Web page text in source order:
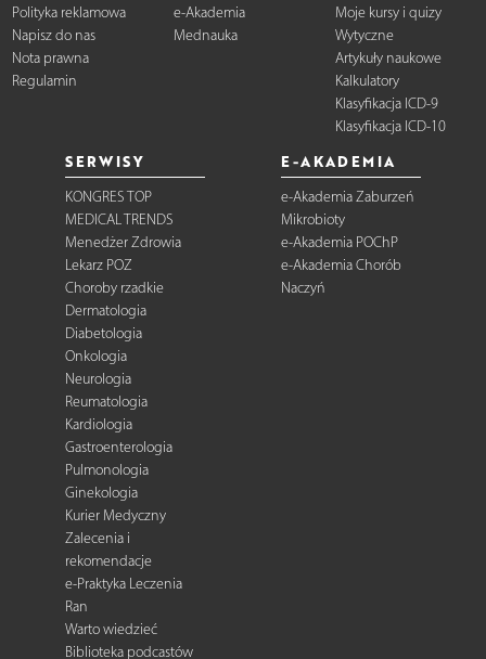
Polityka reklamowa
Napisz do nas
Nota prawna
Regulamin
e-Akademia
Mednauka
Moje kursy i quizy
Wytyczne
Artykuły naukowe
Kalkulatory
Klasyfikacja ICD-9
Klasyfikacja ICD-10
SERWISY
KONGRES TOP
MEDICAL TRENDS
Menedżer Zdrowia
Lekarz POZ
Choroby rzadkie
Dermatologia
Diabetologia
Onkologia
Neurologia
Reumatologia
Kardiologia
Gastroenterologia
Pulmonologia
Ginekologia
Kurier Medyczny
Zalecenia i
rekomendacje
e-Praktyka Leczenia
Ran
Warto wiedzieć
Biblioteka podcastów
E-AKADEMIA
e-Akademia Zaburzeń
Mikrobioty
e-Akademia POChP
e-Akademia Chorób
Naczyń